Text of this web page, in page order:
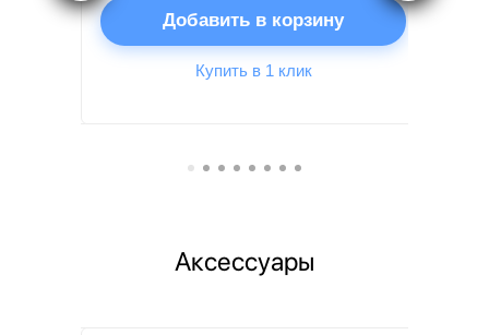
Добавить в корзину
Купить в 1 клик
Аксессуары